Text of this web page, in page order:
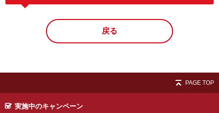
戻る
PAGE TOP
実施中のキャンペーン